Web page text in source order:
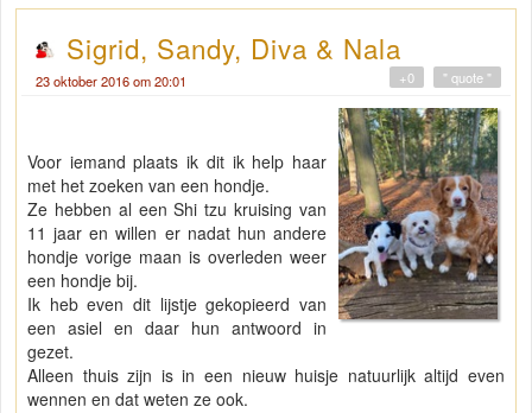
Sigrid, Sandy, Diva & Nala
23 oktober 2016 om 20:01 " quote "
+0
Voor iemand plaats ik dit ik help haar
met het zoeken van een hondje.
Ze hebben al een Shi tzu kruising van
11 jaar en willen er nadat hun andere
hondje vorige maan is overleden weer
een hondje bij.
Ik heb even dit lijstje gekopieerd van
een asiel en daar hun antwoord in
gezet.
Alleen thuis zijn is in een nieuw huisje natuurlijk altijd even
wennen en dat weten ze ook.